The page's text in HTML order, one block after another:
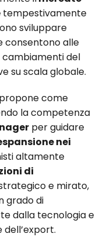
tempestivamente
sviluppare
consentono alle
cambiamenti del
su scala globale.
come
la competenza
per guidare
nei
altamente
di
e mirato,
grado di
dalla tecnologia e